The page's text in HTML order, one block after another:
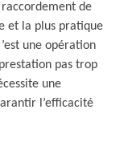
raccordement de
et la plus pratique
une opération
pas trop
une
l’efficacité